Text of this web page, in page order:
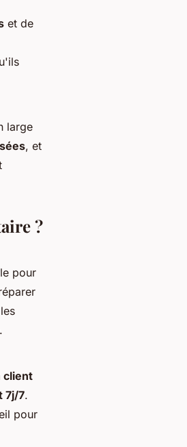
et de
large
, et
?
pour
client
7j/7.
pour